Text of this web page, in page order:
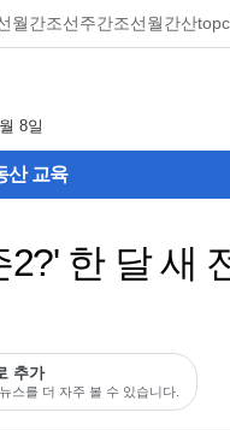
월간조선주간조선월간산
8일
산 교육
2?' 한 달 새
추가
스를 더 자주 볼 수 있습니다.